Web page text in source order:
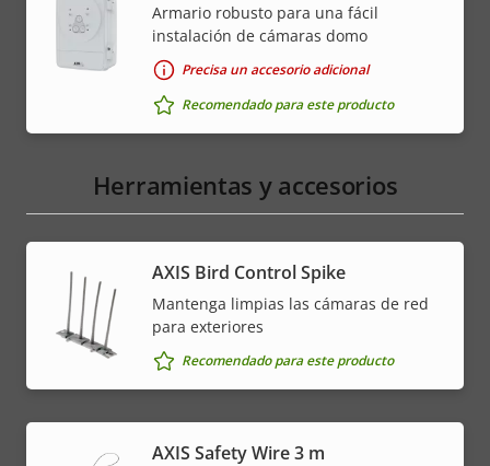
Armario robusto para una fácil
instalación de cámaras domo
Precisa un accesorio adicional
Recomendado para este producto
Herramientas y accesorios
AXIS Bird Control Spike
Mantenga limpias las cámaras de red
para exteriores
Recomendado para este producto
AXIS Safety Wire 3 m